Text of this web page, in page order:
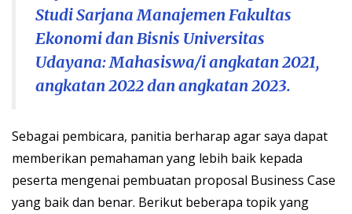
Studi Sarjana Manajemen Fakultas
Ekonomi dan Bisnis Universitas
Udayana: Mahasiswa/i angkatan 2021,
angkatan 2022 dan angkatan 2023.
Sebagai pembicara, panitia berharap agar saya dapat
memberikan pemahaman yang lebih baik kepada
peserta mengenai pembuatan proposal Business Case
yang baik dan benar. Berikut beberapa topik yang